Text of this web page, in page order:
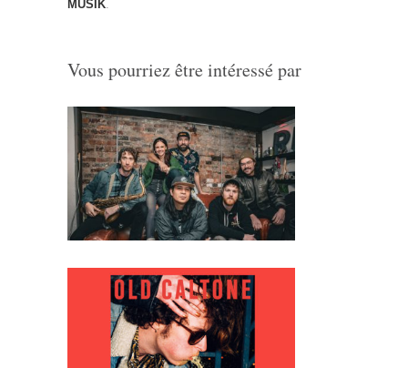
MUSIK.
Vous pourriez être intéressé par